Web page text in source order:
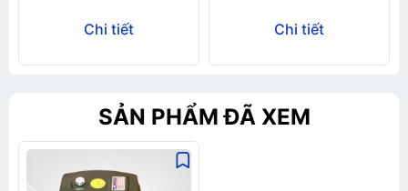
Chi tiết Chi tiết
SẢN PHẨM ĐÃ XEM